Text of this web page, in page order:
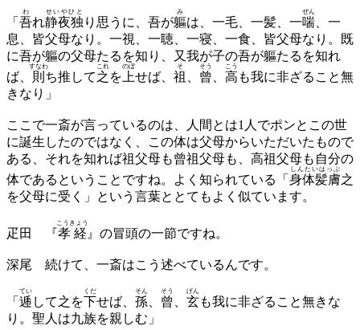
「 吾
わ
れ静夜独
せいやひと
り思うに、吾が軀
み
は、一毛、一髪、一喘
ぜん
、一
息、皆父母なり。一視、一聴、一寝、一食、皆父母なり。既
に吾が軀の父母たるを知り、又我が子の吾が軀たるを知れ
ば、 則
すなわ
ち推して之
これ
を 上
のぼ
せば、 祖
そ
曾
そう
高
こう
も我に非ざること無
きなり」
ここで一斎が言っているのは、人間とは1人でポンとこの世
に誕生したのではなく、この体は父母からいただいたもので
ある、それを知れば祖父母も曾祖父母も、高祖父母も自分の
体であるということですね。よく知られている「 身体髪膚
しんたいはっぷ
之
を父母に受く」という言葉ととてもよく似ています。
疋田 『孝経
こうきょう
』の冒頭の一節ですね。
深尾 続けて、一斎はこう述べているんです。
「 逓
てい
して之を下
くだ
せば、 孫
そん
曾
そう
玄
げん
も我に非ざること無きな
り。聖人は九族を親しむ」